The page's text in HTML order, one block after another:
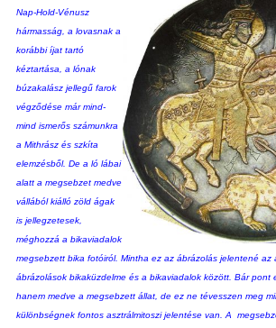
Nap-Hold-Vénusz
hármasság, a lovasnak a
korábbi íjat tartó
kéztartása, a lónak
búzakalász jellegű farok
végződése már mind-
mind ismerős számunkra
a Mithrász és szkíta
elemzésből. De a ló lábai
alatt a megsebzet medve
vállából kiálló zöld ágak
is jellegzetesek,
méghozzá a bikaviadalok
megsebzett bika fotóiról. Mintha ez az ábrázolás jelentené az
ábrázolások bikaküzdelme és a bikaviadalok között. Bár pont
hanem medve a megsebzett állat, de ez ne tévesszen meg
különbségnek fontos asztrálmitoszi jelentése van. A